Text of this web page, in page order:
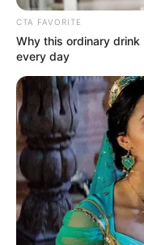
CTA FAVORITE
Why this ordinary
every day